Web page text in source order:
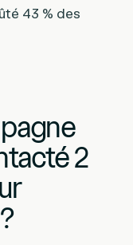
43 % des
2